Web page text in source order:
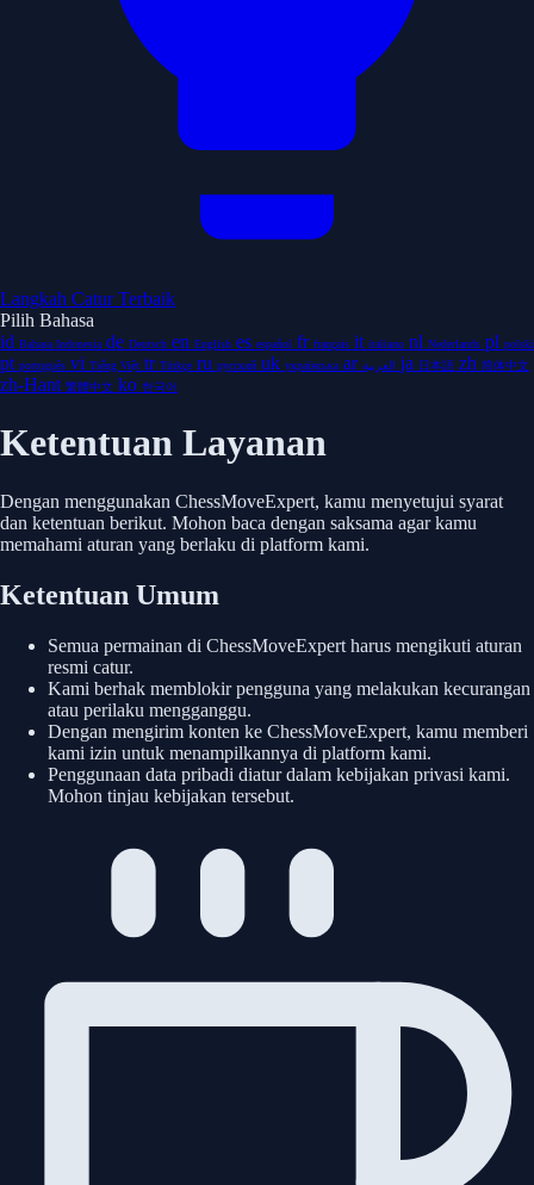
Langkah Catur Terbaik
Pilih Bahasa
id Bahasa Indonesia de Deutsch en English es español fr français it italiano nl Nederlands pl polski
pt português vi Tiếng Việt tr Türkçe ru русский uk українська ar العربية ja 日本語 zh 简体中文
zh-Hant 繁體中文 ko 한국어
Ketentuan Layanan
Dengan menggunakan ChessMoveExpert, kamu menyetujui syarat
dan ketentuan berikut. Mohon baca dengan saksama agar kamu
memahami aturan yang berlaku di platform kami.
Ketentuan Umum
Semua permainan di ChessMoveExpert harus mengikuti aturan
resmi catur.
Kami berhak memblokir pengguna yang melakukan kecurangan
atau perilaku mengganggu.
Dengan mengirim konten ke ChessMoveExpert, kamu memberi
kami izin untuk menampilkannya di platform kami.
Penggunaan data pribadi diatur dalam kebijakan privasi kami.
Mohon tinjau kebijakan tersebut.